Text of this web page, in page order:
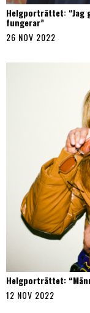
Helgporträttet: “Jag
fungerar”
26 NOV 2022
Helgporträttet:
12 NOV 2022